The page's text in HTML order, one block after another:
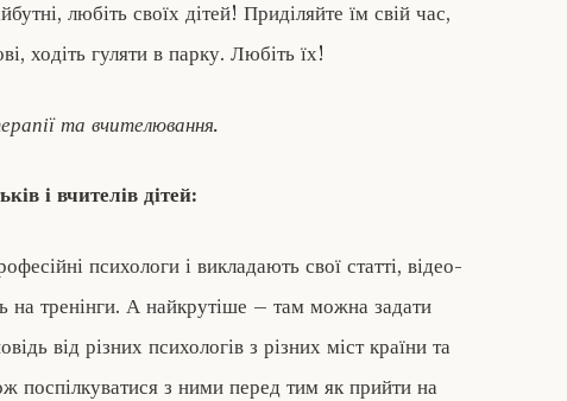
любіть своїх дітей! Приділяйте їм свій час,
ходіть гуляти в парку. Любіть їх!
та вчителювання.
і вчителів дітей:
психологи і викладають свої статті, відео-
на тренінги. А найкрутіше – там можна задати
від різних психологів з різних міст країни та
поспілкуватися з ними перед тим як прийти на